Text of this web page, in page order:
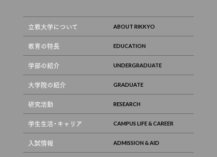
立教大学について
教育の特長
学部の紹介
大学院の紹介
研究活動
学生生活・キャリア
入試情報